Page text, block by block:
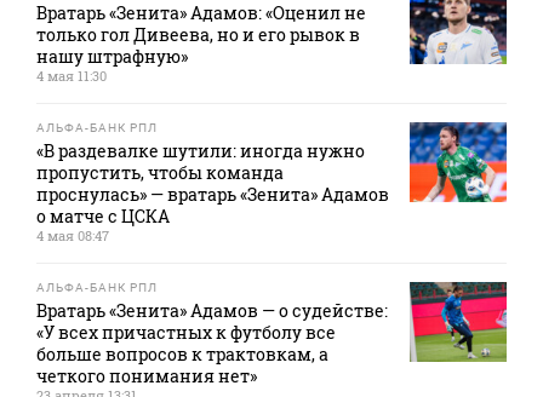
Вратарь «Зенита» Адамов: «Оценил не
только гол Дивеева, но и его рывок в
нашу штрафную»
4 мая 11:30
АЛЬФА-БАНК РПЛ
«В раздевалке шутили: иногда нужно
пропустить, чтобы команда
проснулась» — вратарь «Зенита» Адамов
о матче с ЦСКА
4 мая 08:47
АЛЬФА-БАНК РПЛ
Вратарь «Зенита» Адамов — о судействе:
«У всех причастных к футболу все
больше вопросов к трактовкам, а
четкого понимания нет»